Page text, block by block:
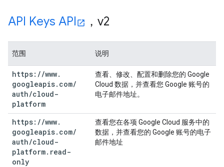
API Keys API ，v2
范围 说明
https: //www.
googleapis. com/
auth/cloud-
platform
查看、修改、配置和删除您的 Google
Cloud 数据，并查看您 Google 账号的
电子邮件地址。
https: //www.
googleapis. com/
auth/cloud-
platform. read-
only
查看您在各项 Google Cloud 服务中的
数据，并查看您的 Google 账号的电子
邮件地址